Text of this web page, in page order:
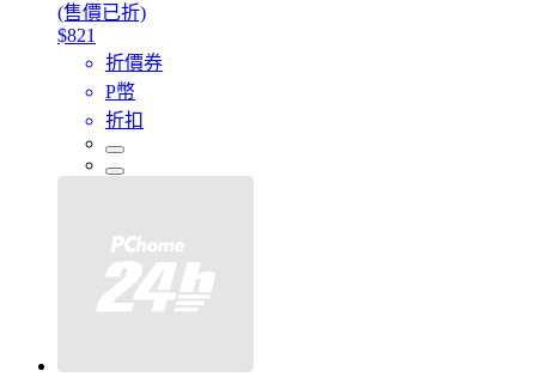
(售價已折)
$821
折價券
P幣
折扣